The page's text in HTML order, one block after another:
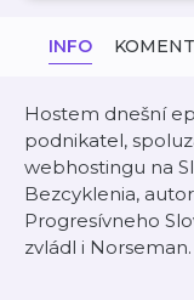
INFO
Hostem dnešní
podnikatel,
webhostingu na
Bezcyklenia,
Progresívneho
zvládl i Norseman.